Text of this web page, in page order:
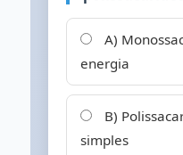
A)
energia
B)
simples